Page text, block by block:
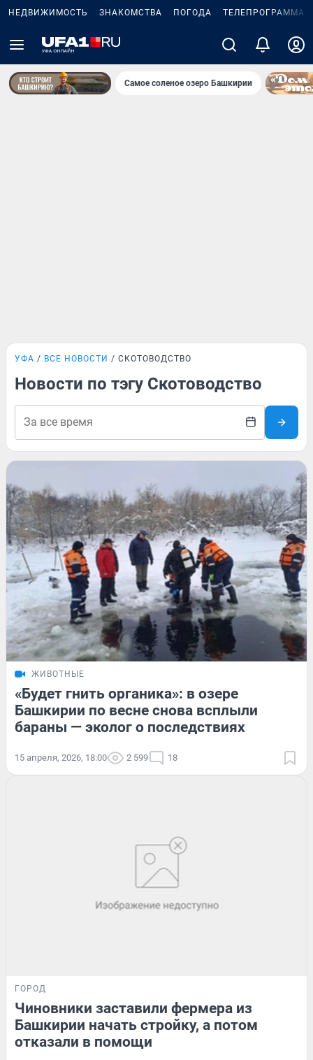
НЕДВИЖИМОСТЬ ЗНАКОМСТВА ПОГОДА ТЕЛЕПРОГРАММА
Самое соленое озеро Башкирии
УФА ВСЕ НОВОСТИ СКОТОВОДСТВО
Новости по тэгу Скотоводство
ЖИВОТНЫЕ
«Будет гнить органика»: в озере
Башкирии по весне снова всплыли
бараны — эколог о последствиях
15 апреля, 2026, 18:00 2 599 18
ГОРОД
Чиновники заставили фермера из
Башкирии начать стройку, а потом
отказали в помощи